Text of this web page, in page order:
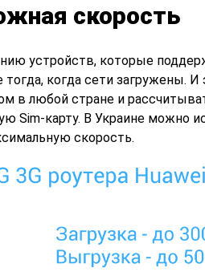
скорость
устройств, которые
когда сети загружены. И
в любой стране и
Sim-карту. В Украине можно
скорость.